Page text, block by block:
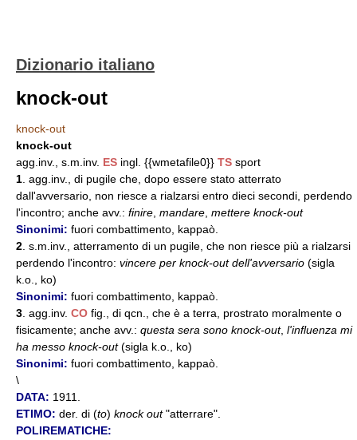
Dizionario italiano
knock-out
knock-out
knock-out
agg.inv., s.m.inv. ES ingl. {{wmetafile0}} TS sport
1 . agg.inv., di pugile che, dopo essere stato atterrato
dall'avversario, non riesce a rialzarsi entro dieci secondi, perdendo
l'incontro; anche avv.: finire mandare mettere knock-out
Sinonimi: fuori combattimento, kappaò.
2 . s.m.inv., atterramento di un pugile, che non riesce più a rialzarsi
perdendo l'incontro: vincere per knock-out dell'avversario (sigla
k.o., ko)
Sinonimi: fuori combattimento, kappaò.
3 . agg.inv. CO fig., di qcn., che è a terra, prostrato moralmente o
fisicamente; anche avv.: questa sera sono knock-out, l'influenza mi
ha messo knock-out(sigla k.o., ko)
Sinonimi: fuori combattimento, kappaò.
\
DATA: 1911.
ETIMO: der. di (to) knock out"atterrare".
POLIREMATICHE: